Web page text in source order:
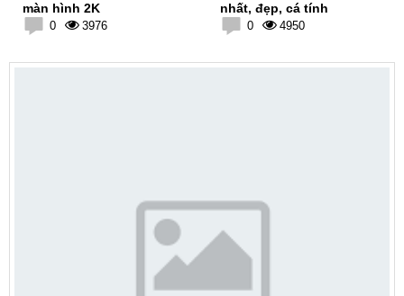
màn hình 2K
0 3976
nhất, đẹp, cá tính
0 4950